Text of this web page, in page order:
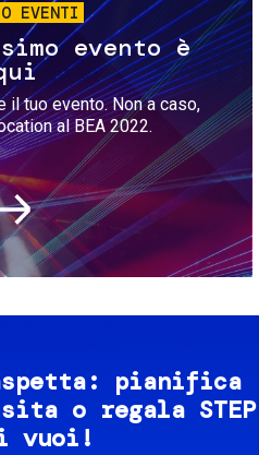
EVENTI
evento è
il tuo evento. Non a caso,
al BEA 2022.
pianifica
o regala STEP
vuoi!